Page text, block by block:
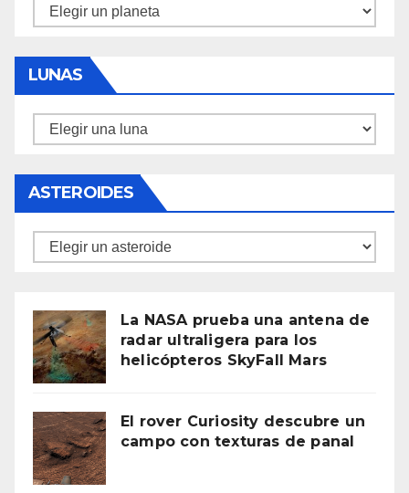
Planetas
LUNAS
Lunas
ASTEROIDES
Asteroides
La NASA prueba una antena de
radar ultraligera para los
helicópteros SkyFall Mars
El rover Curiosity descubre un
campo con texturas de panal